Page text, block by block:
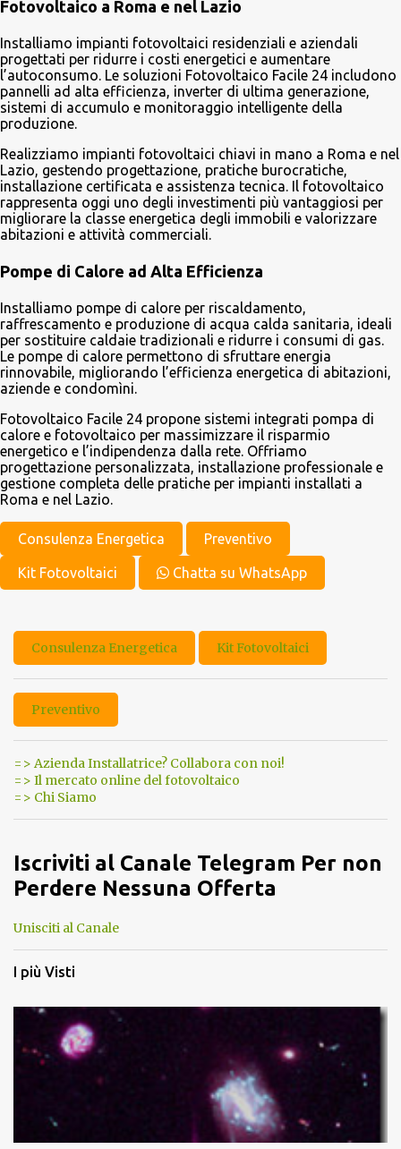
Fotovoltaico a Roma e nel Lazio
Installiamo impianti fotovoltaici residenziali e aziendali
progettati per ridurre i costi energetici e aumentare
l’autoconsumo. Le soluzioni Fotovoltaico Facile 24 includono
pannelli ad alta efficienza, inverter di ultima generazione,
sistemi di accumulo e monitoraggio intelligente della
produzione.
Realizziamo impianti fotovoltaici chiavi in mano a Roma e nel
Lazio, gestendo progettazione, pratiche burocratiche,
installazione certificata e assistenza tecnica. Il fotovoltaico
rappresenta oggi uno degli investimenti più vantaggiosi per
migliorare la classe energetica degli immobili e valorizzare
abitazioni e attività commerciali.
Pompe di Calore ad Alta Efficienza
Installiamo pompe di calore per riscaldamento,
raffrescamento e produzione di acqua calda sanitaria, ideali
per sostituire caldaie tradizionali e ridurre i consumi di gas.
Le pompe di calore permettono di sfruttare energia
rinnovabile, migliorando l’efficienza energetica di abitazioni,
aziende e condomìni.
Fotovoltaico Facile 24 propone sistemi integrati pompa di
calore e fotovoltaico per massimizzare il risparmio
energetico e l’indipendenza dalla rete. Offriamo
progettazione personalizzata, installazione professionale e
gestione completa delle pratiche per impianti installati a
Roma e nel Lazio.
Consulenza Energetica Preventivo
Kit Fotovoltaici Chatta su WhatsApp
Consulenza Energetica Kit Fotovoltaici
Preventivo
=> Azienda Installatrice? Collabora con noi!
=> Il mercato online del fotovoltaico
=> Chi Siamo
Iscriviti al Canale Telegram Per non
Perdere Nessuna Offerta
Unisciti al Canale
I più Visti